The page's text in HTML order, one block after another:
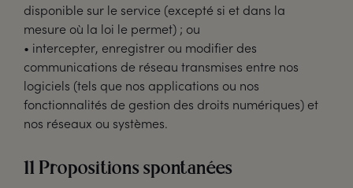
disponible sur le service (excepté si et dans la
mesure où la loi le permet) ; ou
• intercepter, enregistrer ou modifier des
communications de réseau transmises entre nos
logiciels (tels que nos applications ou nos
fonctionnalités de gestion des droits numériques) et
nos réseaux ou systèmes.
11 Propositions spontanées